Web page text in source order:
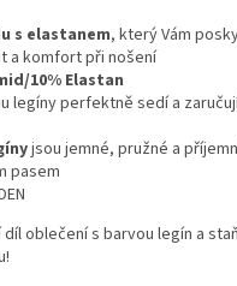
s elastanem, který Vám
a komfort při nošení
10% Elastan
legíny perfektně sedí a
jsou jemné, pružné a
pasem
oblečení s barvou legín a